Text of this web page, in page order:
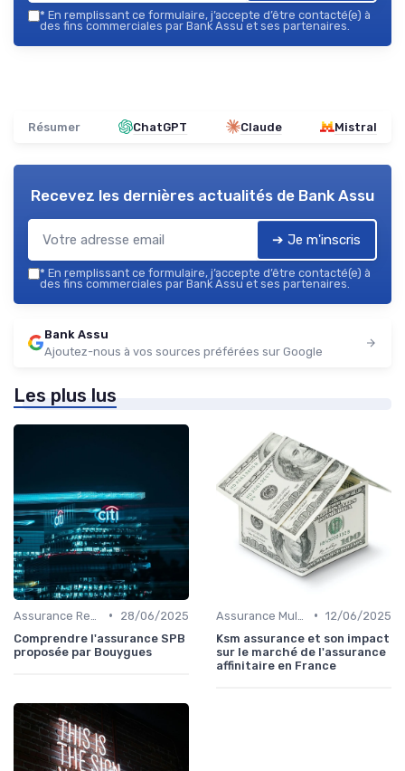
* En remplissant ce formulaire, j’accepte d’être contacté(e) à
des fins commerciales par Bank Assu et ses partenaires.
Résumer ChatGPT Claude Mistral
Recevez les dernières actualités de Bank Assu
➔ Je m'inscris
* En remplissant ce formulaire, j’accepte d’être contacté(e) à
des fins commerciales par Bank Assu et ses partenaires.
Bank Assu
Ajoutez-nous à vos sources préférées sur Google
Les plus lus
•
28/06/2025
Comprendre l'assurance SPB
proposée par Bouygues
• 12/06/2025
Ksm assurance et son impact
sur le marché de l'assurance
affinitaire en France